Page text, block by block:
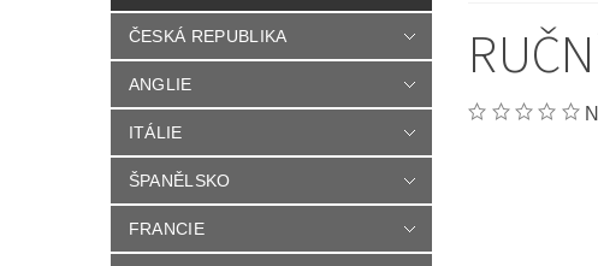
ČESKÁ REPUBLIKA
ANGLIE
ITÁLIE
ŠPANĚLSKO
FRANCIE